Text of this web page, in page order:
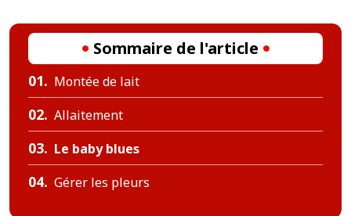
Sommaire de l'article
01. Montée de lait
02. Allaitement
03. Le baby blues
04. Gérer les pleurs